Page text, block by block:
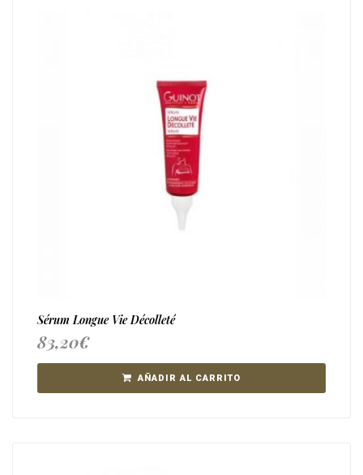
Sérum Longue Vie Décolleté
83,20€
AÑADIR AL CARRITO